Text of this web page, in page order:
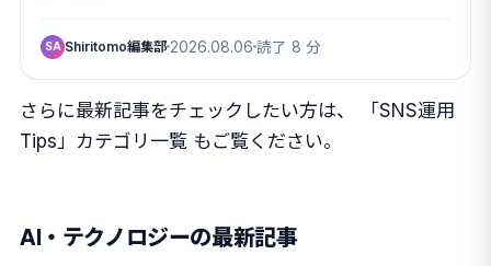
SA Shiritomo編集部 2026.08.06 読了 8 分
さらに最新記事をチェックしたい方は、
「SNS運用
Tips」カテゴリ一覧 もご覧ください。
AI・テクノロジーの最新記事